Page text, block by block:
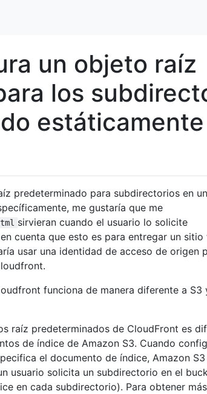
un objeto raíz
los
predeterminado para subdirectorios en
me gustaría que me
sirvieran cuando el usuario lo solicite
cuenta que esto es para entregar un
usar una identidad de acceso de origen
funciona de manera diferente a S3
raíz predeterminados de CloudFront es
de índice de Amazon S3. Cuando
el documento de índice, Amazon
usuario solicita un subdirectorio en el
en cada subdirectorio). Para obtener